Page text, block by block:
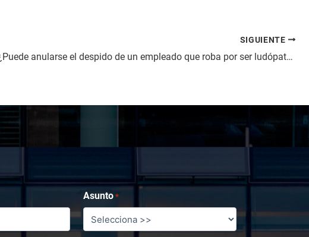
SIGUIENTE
¿Puede anularse el despido de un empleado que roba por ser ludópata?
Asunto *